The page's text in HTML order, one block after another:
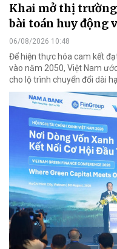
Khai mở thị
bài toán huy động
06/08/2026 10:48
Để hiện thực hóa cam kết
vào năm 2050, Việt Nam
cho lộ trình chuyển đổi dài